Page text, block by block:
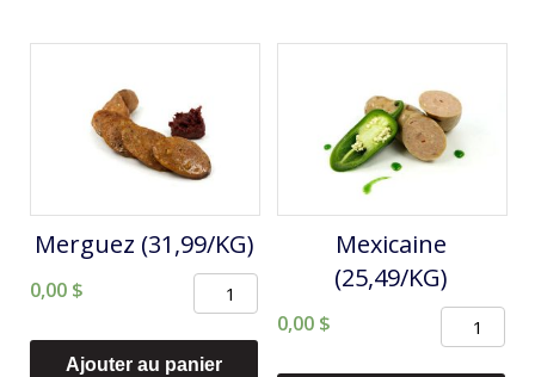
cor
Merguez (31,99/KG)
0,00 $
quantité
Merguez
Ajouter au panier
Mexicaine
(25,49/KG)
0,00 $
quantité